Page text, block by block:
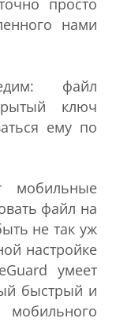
просто
нами
файл
ключ
ему по
мобильные
файл на
не так уж
настройке
умеет
быстрый и